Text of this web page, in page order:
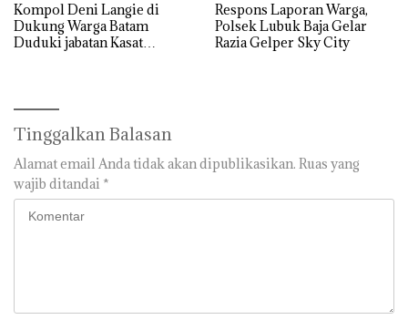
Kompol Deni Langie di
Dukung Warga Batam
Duduki jabatan Kasat
Respons Laporan Warga,
Polsek Lubuk Baja Gelar
Razia Gelper Sky City
Tinggalkan Balasan
Alamat email Anda tidak akan dipublikasikan. Ruas yang
wajib ditandai *